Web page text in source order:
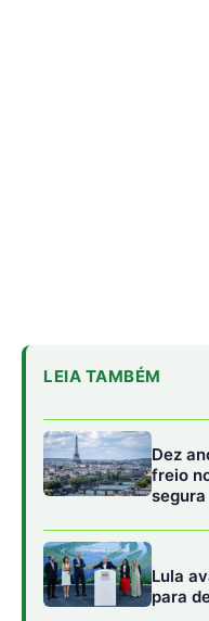
Entre os convidados,
no cenário nacional e
Sinéia do Vale,
ao festival a
negociações
antropólogo Eduardo